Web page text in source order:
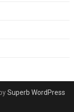
Superb WordPress